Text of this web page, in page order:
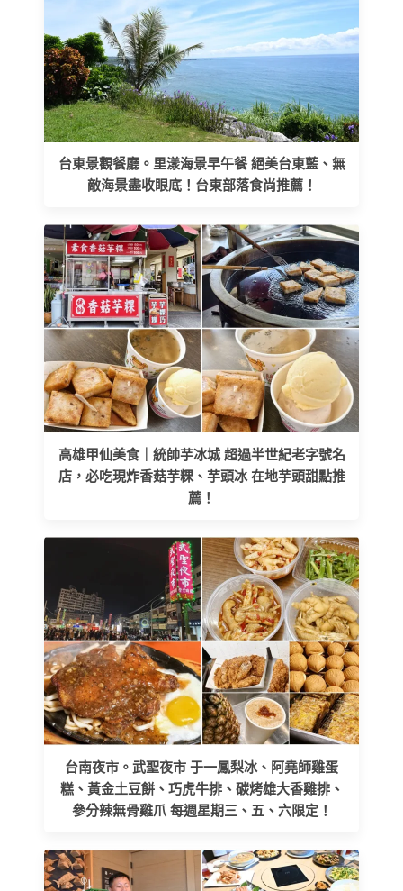
台東景觀餐廳。里漾海景早午餐 絕美台東藍、無
敵海景盡收眼底！台東部落食尚推薦！
高雄甲仙美食｜統帥芋冰城 超過半世紀老字號名
店，必吃現炸香菇芋粿、芋頭冰 在地芋頭甜點推
薦！
台南夜市。武聖夜市 于一鳳梨冰、阿堯師雞蛋
糕、黃金土豆餅、巧虎牛排、碳烤雄大香雞排、
參分辣無骨雞爪 每週星期三、五、六限定！